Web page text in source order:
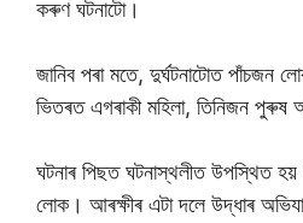
কৰুণ ঘটনাটো।
জানিব পৰা মতে, দুৰ্ঘটনাটোত
ভিতৰত এগৰাকী মহিলা, তিনিজন
ঘটনাৰ পিছত ঘটনাস্থলীত উপস্থিত
লোক। আৰক্ষীৰ এটা দলে উদ্ধাৰ